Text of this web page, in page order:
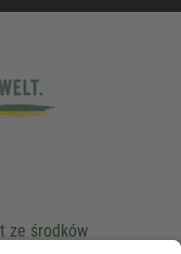
ze środków